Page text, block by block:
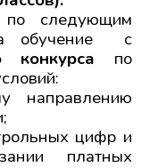
по следующим
обучение с
конкурса по
направлению
цифр и
платных